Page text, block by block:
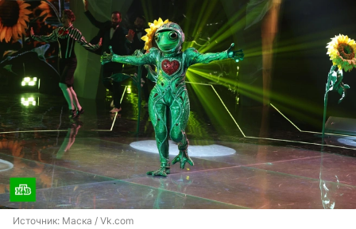
Источник: Маска / Vk.com